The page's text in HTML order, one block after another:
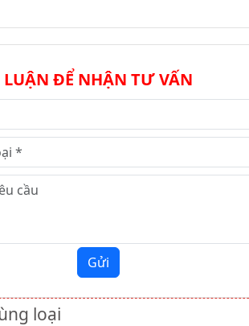
ĐỂ NHẬN TƯ VẤN
Gửi
loại